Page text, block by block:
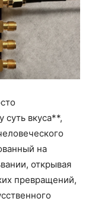
суть вкуса**,
на
открывая
превращений,